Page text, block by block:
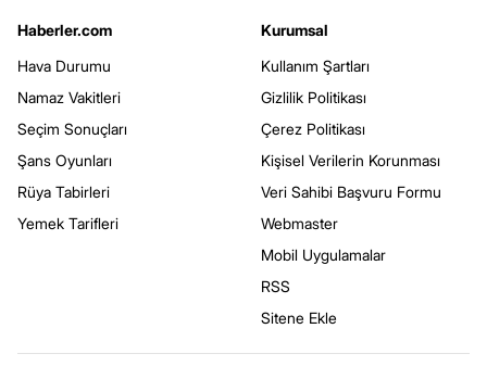
Haberler.com
Hava Durumu
Namaz Vakitleri
Seçim Sonuçları
Şans Oyunları
Rüya Tabirleri
Yemek Tarifleri
Kurumsal
Kullanım Şartları
Gizlilik Politikası
Çerez Politikası
Kişisel Verilerin Korunması
Veri Sahibi Başvuru Formu
Webmaster
Mobil Uygulamalar
RSS
Sitene Ekle